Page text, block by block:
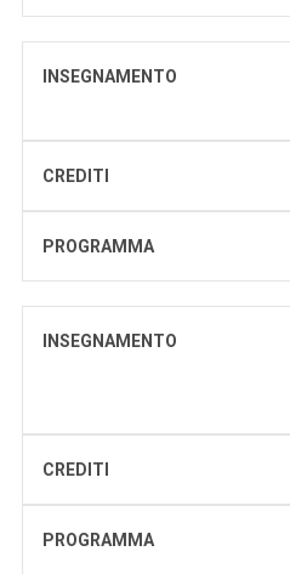
INSEGNAMENTO
CREDITI
PROGRAMMA
INSEGNAMENTO
CREDITI
PROGRAMMA